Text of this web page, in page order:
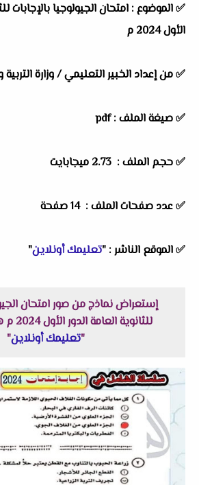
✅الموضوع : امتحان الجيولوجيا بالإجابات
الأول 2024 م
✅من إعداد الخبير التعليمي / وزارة التربية
✅ صيغة الملف : pdf
✅ حجم الملف : 2.73 ميجابايت
✅ عدد صفحات الملف : 14 صفحة
✅الموقع الناشر : "تعليمك أونلاين"
إستعراض نماذج من صور امتحان
"تعليمك أونلاين"